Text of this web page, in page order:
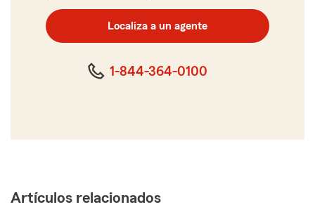
código
postal
de
cinco
Localiza a un agente
1-844-364-0100
Artículos relacionados